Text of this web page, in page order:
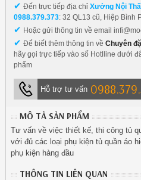
✔ Đến trực tiếp địa chỉ Xưởng Nội
0988.379.373: 32 QL13 cũ, Hiệp Bình
✔ Hoặc gửi thông tin về email
✔ Để biết thêm thông tin về Chuyên
hãy gọi trực tiếp vào số Hotlline dưới
phẩm
Hỗ trợ tư vấn
MÔ TẢ SẢN PHẨM
Tư vấn về việc thiết kế, thi công tủ
với đủ các loại phụ kiện tủ quần áo
phụ kiện hàng đầu
THÔNG TIN LIÊN QUAN